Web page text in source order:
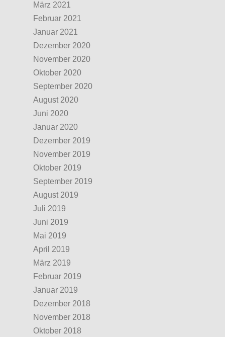
März 2021
Februar 2021
Januar 2021
Dezember 2020
November 2020
Oktober 2020
September 2020
August 2020
Juni 2020
Januar 2020
Dezember 2019
November 2019
Oktober 2019
September 2019
August 2019
Juli 2019
Juni 2019
Mai 2019
April 2019
März 2019
Februar 2019
Januar 2019
Dezember 2018
November 2018
Oktober 2018